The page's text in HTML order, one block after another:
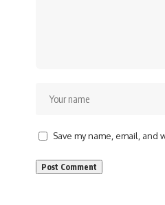
Save my name, email,